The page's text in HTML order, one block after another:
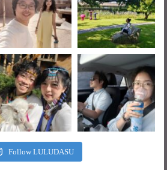
Follow LULUDASU